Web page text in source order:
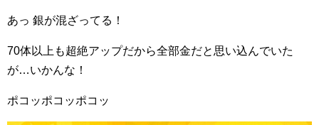
あっ 銀が混ざってる！
70体以上も超絶アップだから全部金だと思い込んでいた
が…いかんな！
ポコッポコッポコッ